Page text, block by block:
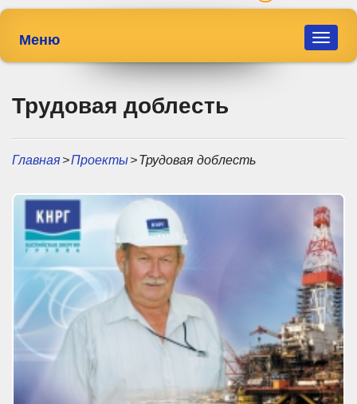
Toggle
Меню
Трудовая доблесть
Главная>Проекты>Трудовая доблесть